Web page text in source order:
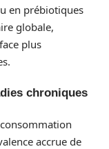
en prébiotiques
globale,
plus
chroniques
accrue de